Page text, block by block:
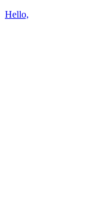
Hello,